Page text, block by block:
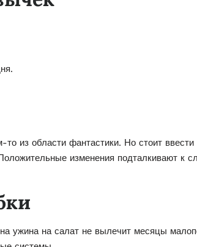
из области фантастики. Но стоит
изменения подталкивают к
ужина на салат не вылечит месяцы